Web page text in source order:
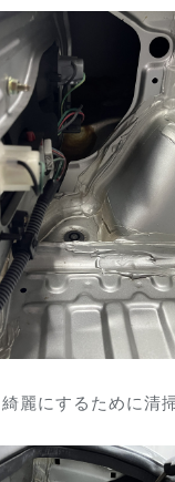
麗にするために清